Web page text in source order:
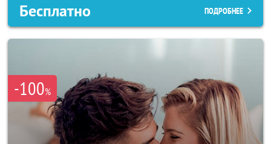
Бесплатно ПОДРОБНЕЕ
-100%